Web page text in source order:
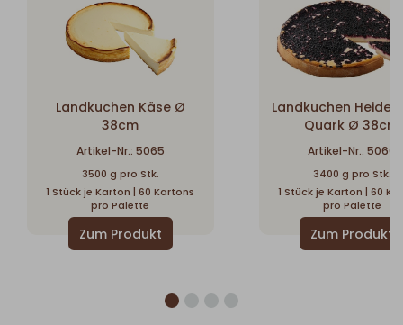
Landkuchen Käse Ø
38cm
Artikel-Nr.: 5065
3500 g pro Stk.
1 Stück je Karton | 60 Kartons
pro Palette
Landkuchen
Quark Ø 38cm
Artikel-Nr.: 5060
3400 g pro Stk.
1 Stück je Karton | 60
pro Palette